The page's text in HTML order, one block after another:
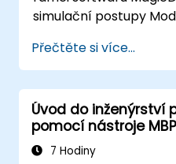
simulační postupy
práci s tímto
systémů.
Přečtěte si více...
Úvod do inženýrství
pomocí nástroje
7 Hodiny